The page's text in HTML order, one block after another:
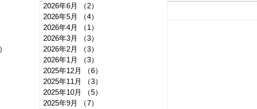
される
れいわ・山本太郎が代表辞
任 日本第一党・桜井誠と似
たような引退劇
82件の記事
2026年6月
（2）
2026年5月
（4）
2026年4月
（1）
2026年3月
（3）
2026年2月
（3）
2026年1月
（3）
2025年12月
（6）
2025年11月
（3）
2025年10月
（5）
2025年9月
（7）